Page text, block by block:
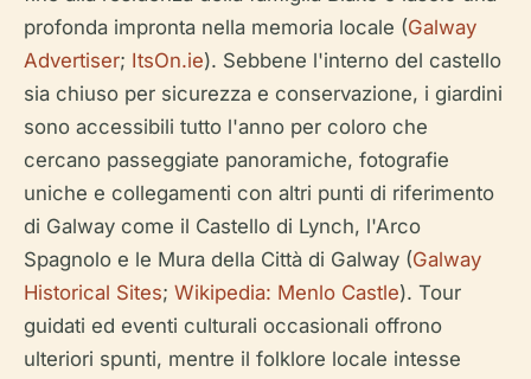
profonda impronta nella memoria locale (Galway
Advertiser; ItsOn.ie). Sebbene l'interno del castello
sia chiuso per sicurezza e conservazione, i giardini
sono accessibili tutto l'anno per coloro che
cercano passeggiate panoramiche, fotografie
uniche e collegamenti con altri punti di riferimento
di Galway come il Castello di Lynch, l'Arco
Spagnolo e le Mura della Città di Galway (Galway
Historical Sites; Wikipedia: Menlo Castle). Tour
guidati ed eventi culturali occasionali offrono
ulteriori spunti, mentre il folklore locale intesse